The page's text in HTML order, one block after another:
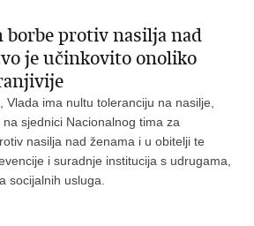
borbe protiv nasilja nad
je učinkovito onoliko
Vlada ima nultu toleranciju na nasilje,
sjednici Nacionalnog tima za
nasilja nad ženama i u obitelji te
i suradnje institucija s udrugama,
socijalnih usluga.